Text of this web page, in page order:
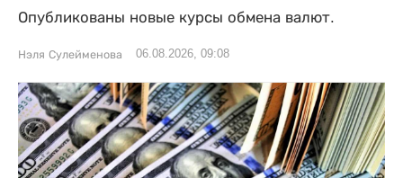
Опубликованы новые курсы обмена валют.
Нэля Сулейменова 06.08.2026, 09:08